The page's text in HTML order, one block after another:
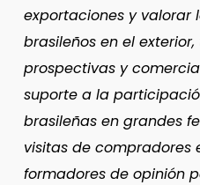
exportaciones y valorar
brasileños en el
prospectivas y
suporte a la
brasileñas en grandes
visitas de compradores
formadores de opinión